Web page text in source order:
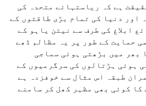
حقیقت ہے کہ ریاستہائے متحدہ کی
اور دنیا کی تمام بڑی طاقتوں کے
ابلاغ کی طرف سے نیتن یاہو کے
حمایت کے طور پر یہ مظالم ڈھے
بھر میں بڑھتی ہوئی سماجی
ہوئی ہڑتالوں کی سرگرمیوں کے
طبقہ اس مثال سے خوفزدہ ہے
کا کوئی بھی مظہر کھل کر سامنے